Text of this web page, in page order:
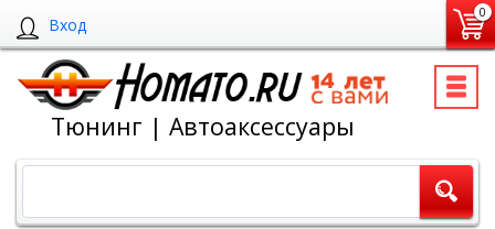
Вход
0
Тюнинг | Автоаксессуары